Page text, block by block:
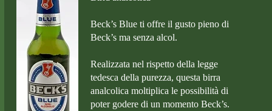
Beck’s Blue ti offre il gusto pieno di
Beck’s ma senza alcol.
Realizzata nel rispetto della legge
tedesca della purezza, questa birra
analcolica moltiplica le possibilità di
poter godere di un momento Beck’s.